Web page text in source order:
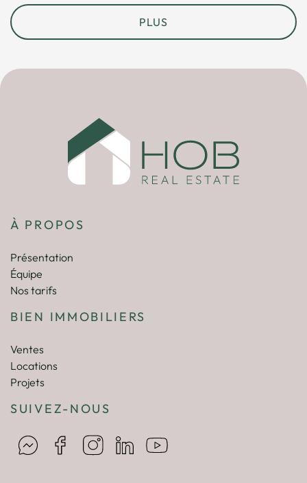
PLUS
À PROPOS
Présentation
Équipe
Nos tarifs
BIEN IMMOBILIERS
Ventes
Locations
Projets
SUIVEZ-NOUS